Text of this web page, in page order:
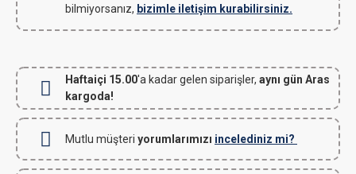
bilmiyorsanız, bizimle iletişim kurabilirsiniz.
Haftaiçi 15.00'a kadar gelen siparişler, aynı gün Aras
kargoda!
Mutlu müşteri yorumlarımızı incelediniz mi?